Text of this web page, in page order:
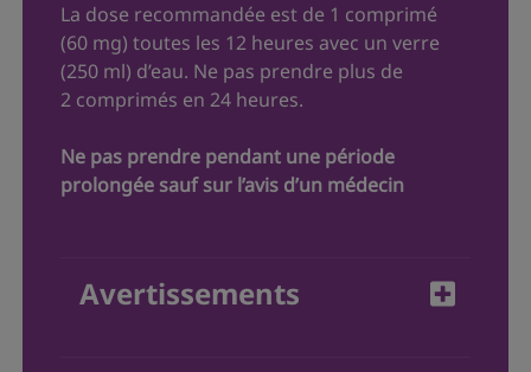
La dose recommandée est de 1 comprimé
(60 mg) toutes les 12 heures avec un verre
(250 ml) d’eau. Ne pas prendre plus de
2 comprimés en 24 heures.
Ne pas prendre pendant une période
prolongée sauf sur l’avis d’un médecin
Avertissements